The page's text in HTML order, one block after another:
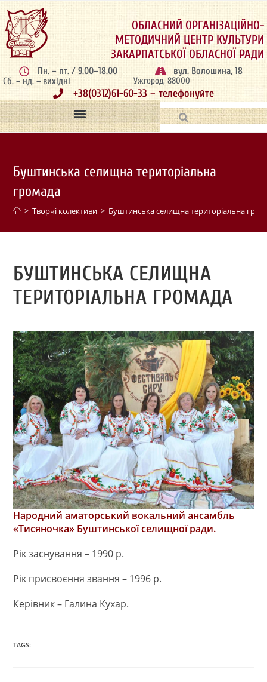
ОБЛАСНИЙ ОРГАНІЗАЦІЙНО-
МЕТОДИЧНИЙ ЦЕНТР КУЛЬТУРИ
ЗАКАРПАТСЬКОЇ ОБЛАСНОЇ РАДИ
Пн. – пт. / 9.00–18.00
Сб. – нд. – вихідні
вул. Волошина, 18
Ужгород, 88000
+38(0312)61-60-33 – телефонуйте
Буштинська селищна територіальна
громада
> Творчі колективи > Буштинська селищна територіальна
БУШТИНСЬКА СЕЛИЩНА
ТЕРИТОРІАЛЬНА ГРОМАДА
Народний аматорський вокальний ансамбль
«Тисяночка» Буштинської селищної ради.
Рік заснування – 1990 р.
Рік присвоєння звання – 1996 р.
Керівник – Галина Кухар.
TAGS: